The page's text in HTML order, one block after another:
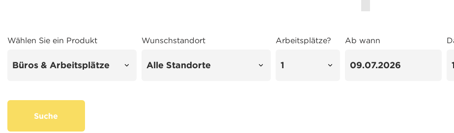
Wählen Sie ein Produkt Wunschstandort Arbeitsplätze? Ab wann
Suche